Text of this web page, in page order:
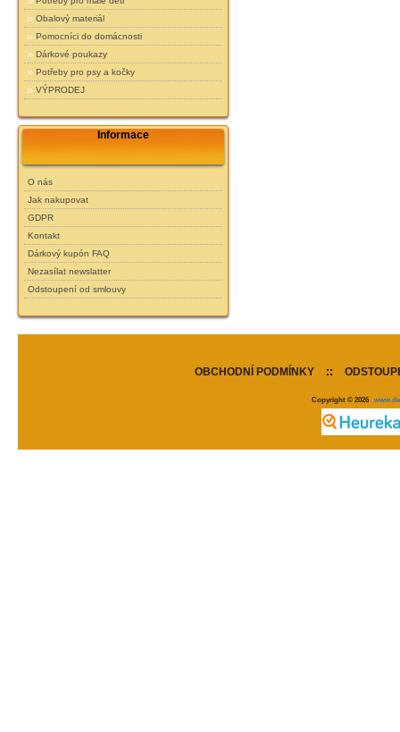
Obalový materiál
Pomocníci do domácnosti
Dárkové poukazy
Potřeby pro psy a kočky
VÝPRODEJ
Informace
O nás
Jak nakupovat
GDPR
Kontakt
Dárkový kupón FAQ
Nezasílat newslatter
Odstoupení od smlouvy
OBCHODNÍ PODMÍNKY ::
Copyright © 2026